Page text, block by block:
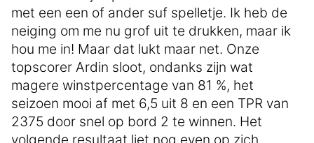
met een een of ander suf spelletje. Ik heb de
neiging om me nu grof uit te drukken, maar ik
hou me in! Maar dat lukt maar net. Onze
topscorer Ardin sloot, ondanks zijn wat
magere winstpercentage van 81 %, het
seizoen mooi af met 6,5 uit 8 en een TPR van
2375 door snel op bord 2 te winnen. Het
volgende resultaat liet nog even op zich